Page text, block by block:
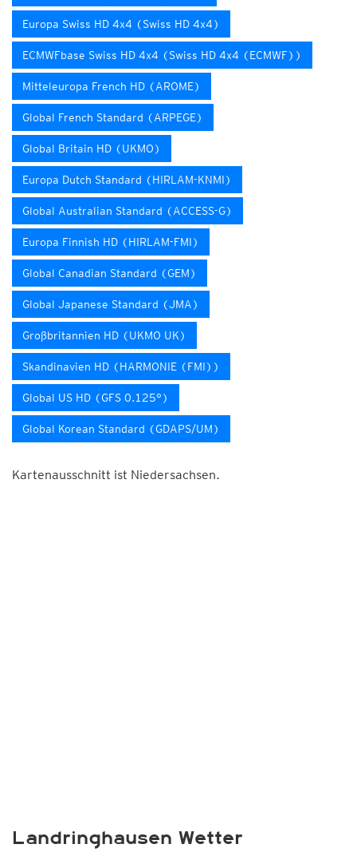
Europa Swiss HD 4x4 (Swiss HD 4x4)
ECMWFbase Swiss HD 4x4 (Swiss HD 4x4 (ECMWF))
Mitteleuropa French HD (AROME)
Global French Standard (ARPEGE)
Global Britain HD (UKMO)
Europa Dutch Standard (HIRLAM-KNMI)
Global Australian Standard (ACCESS-G)
Europa Finnish HD (HIRLAM-FMI)
Global Canadian Standard (GEM)
Global Japanese Standard (JMA)
Großbritannien HD (UKMO UK)
Skandinavien HD (HARMONIE (FMI))
Global US HD (GFS 0.125°)
Global Korean Standard (GDAPS/UM)
Kartenausschnitt ist Niedersachsen.
Landringhausen Wetter